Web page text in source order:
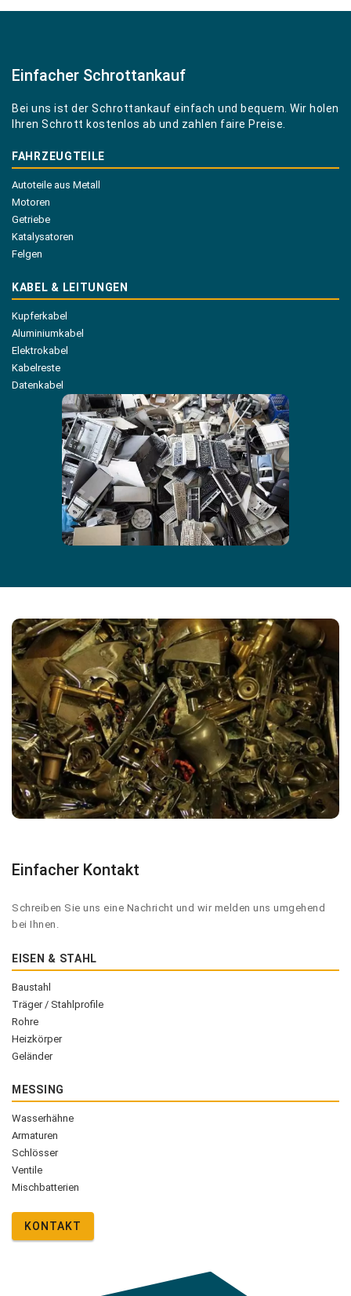
Einfacher Schrottankauf
Bei uns ist der Schrottankauf einfach und bequem. Wir holen
Ihren Schrott kostenlos ab und zahlen faire Preise.
FAHRZEUGTEILE
Autoteile aus Metall
Motoren
Getriebe
Katalysatoren
Felgen
KABEL & LEITUNGEN
Kupferkabel
Aluminiumkabel
Elektrokabel
Kabelreste
Datenkabel
Einfacher Kontakt
Schreiben Sie uns eine Nachricht und wir melden uns umgehend
bei Ihnen.
EISEN & STAHL
Baustahl
Träger / Stahlprofile
Rohre
Heizkörper
Geländer
MESSING
Wasserhähne
Armaturen
Schlösser
Ventile
Mischbatterien
KONTAKT